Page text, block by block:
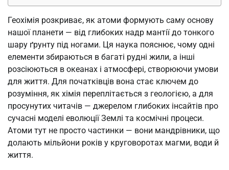
Геохімія розкриває, як атоми формують саму основу
нашої планети — від глибоких надр мантії до тонкого
шару ґрунту під ногами. Ця наука пояснює, чому одні
елементи збираються в багаті рудні жили, а інші
розсіюються в океанах і атмосфері, створюючи умови
для життя. Для початківців вона стає ключем до
розуміння, як хімія переплітається з геологією, а для
просунутих читачів — джерелом глибоких інсайтів про
сучасні моделі еволюції Землі та космічні процеси.
Атоми тут не просто частинки — вони мандрівники, що
долають мільйони років у круговоротах магми, води й
життя.